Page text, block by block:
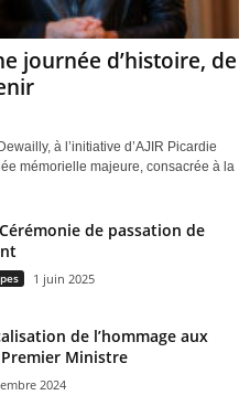
journée d’histoire, de
à l’initiative d’AJIR Picardie
mémorielle majeure, consacrée à la
de passation de
1 juin 2025
de l’hommage aux
Ministre
2024